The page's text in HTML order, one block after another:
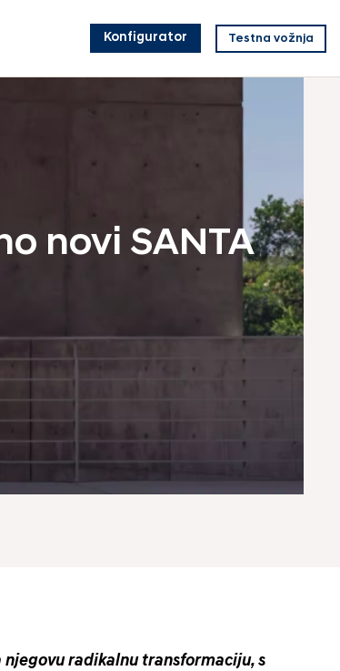
Konfigurator Testna vožnja
novi SANTA
njegovu radikalnu transformaciju, s